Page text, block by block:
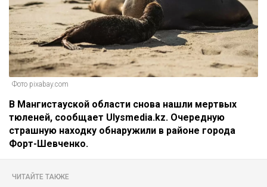
Фото pixabay.com
В Мангистауской области снова нашли мертвых
тюленей, сообщает Ulysmedia.kz. Очередную
страшную находку обнаружили в районе города
Форт-Шевченко.
ЧИТАЙТЕ ТАКЖЕ